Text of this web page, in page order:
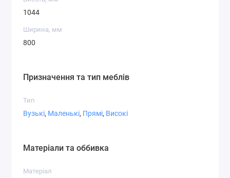
Дуб сонома
Доповнення
1044
Ширина, мм
800
Призначення та тип меблів
Тип
Вузькі, Маленькі, Прямі, Високі
Матеріали та оббивка
Матеріал